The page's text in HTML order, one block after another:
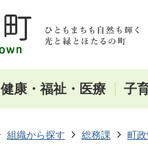
健康・福祉・医療 子
組織から探す 総務課 町